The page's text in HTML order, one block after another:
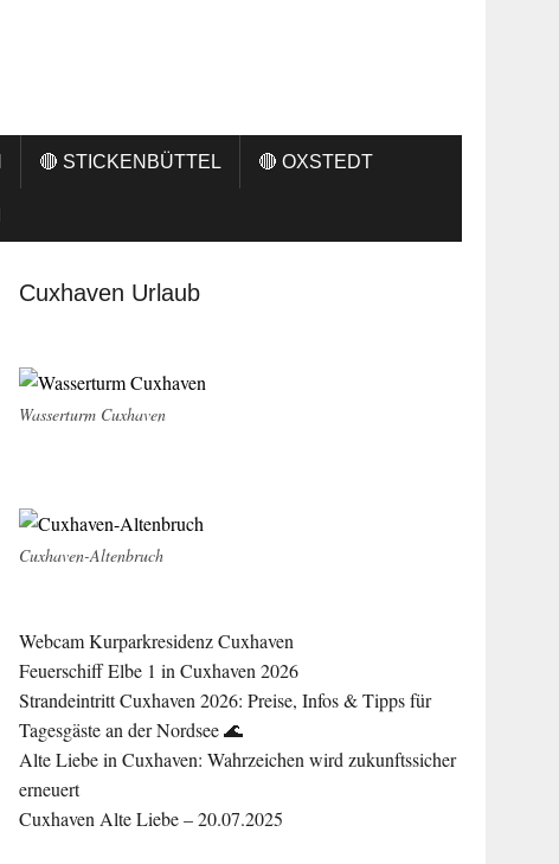
🔴 STICKENBÜTTEL 🔴 OXSTEDT
Cuxhaven Urlaub
Wasserturm Cuxhaven
Cuxhaven-Altenbruch
Webcam Kurparkresidenz Cuxhaven
Feuerschiff Elbe 1 in Cuxhaven 2026
Strandeintritt Cuxhaven 2026: Preise, Infos & Tipps für
Tagesgäste an der Nordsee 🌊
Alte Liebe in Cuxhaven: Wahrzeichen wird zukunftssicher
erneuert
Cuxhaven Alte Liebe – 20.07.2025